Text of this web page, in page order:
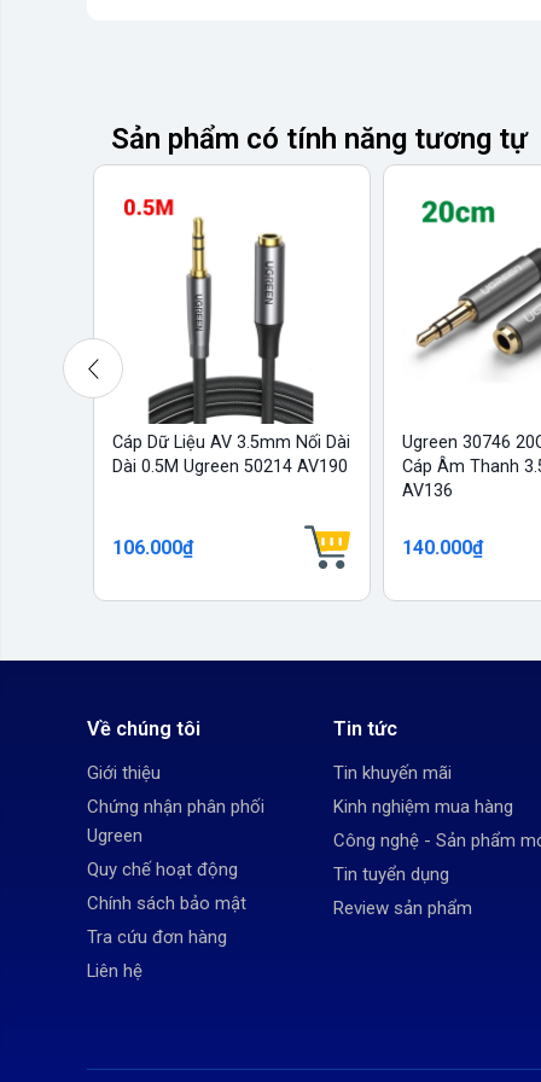
Sản phẩm có tính năng tương tự
Cáp Dữ Liệu AV 3.5mm Nối Dài
Dài 0.5M Ugreen 50214 AV190
106.000₫
Ugreen 30746
Cáp Âm Thanh
AV136
140.000₫
Về chúng tôi
Giới thiệu
Chứng nhận phân phối
Ugreen
Quy chế hoạt động
Chính sách bảo mật
Tra cứu đơn hàng
Liên hệ
Tin tức
Tin khuyến mãi
Kinh nghiệm mua hàng
Công nghệ - Sản phẩm
Tin tuyển dụng
Review sản phẩm